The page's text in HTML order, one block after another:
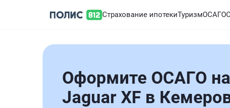
Страхование ипотекиТуризмОСАГО
Оформите ОСАГО на
Jaguar XF в